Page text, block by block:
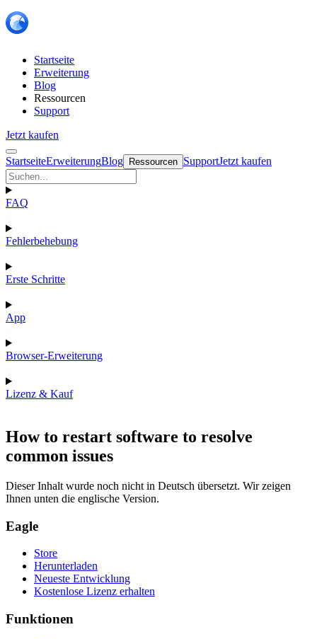
Startseite
Erweiterung
Blog
Ressourcen
Support
Jetzt kaufen
StartseiteErweiterungBlog Ressourcen SupportJetzt kaufen
FAQ
Fehlerbehebung
Erste Schritte
App
Browser-Erweiterung
Lizenz & Kauf
How to restart software to resolve
common issues
Dieser Inhalt wurde noch nicht in Deutsch übersetzt. Wir zeigen
Ihnen unten die englische Version.
Eagle
Store
Herunterladen
Neueste Entwicklung
Kostenlose Lizenz erhalten
Funktionen